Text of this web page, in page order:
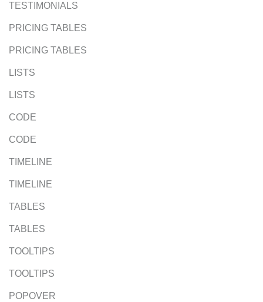
TESTIMONIALS
PRICING TABLES
PRICING TABLES
LISTS
LISTS
CODE
CODE
TIMELINE
TIMELINE
TABLES
TABLES
TOOLTIPS
TOOLTIPS
POPOVER